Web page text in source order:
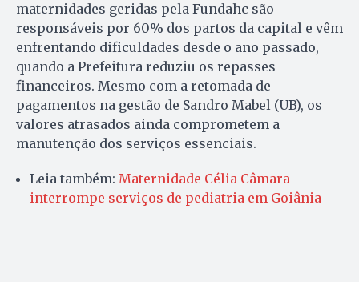
maternidades geridas pela Fundahc são
responsáveis por 60% dos partos da capital e vêm
enfrentando dificuldades desde o ano passado,
quando a Prefeitura reduziu os repasses
financeiros. Mesmo com a retomada de
pagamentos na gestão de Sandro Mabel (UB), os
valores atrasados ainda comprometem a
manutenção dos serviços essenciais.
Leia também: Maternidade Célia Câmara
interrompe serviços de pediatria em Goiânia